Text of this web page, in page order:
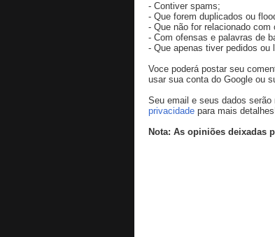
- Contiver spams;
- Que forem duplicados ou
- Que não for relacionado
- Com ofensas e palavras de
- Que apenas tiver pedidos ou
Voce poderá postar seu
usar sua conta do Google ou
Seu email e seus dados
privacidade para mais
Nota: As opiniões deixadas